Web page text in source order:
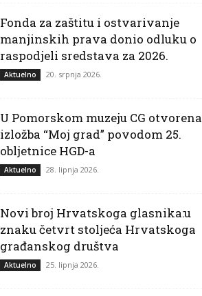
Fonda za zaštitu i ostvarivanje
manjinskih prava donio odluku o
raspodjeli sredstava za 2026.
Aktuelno 20. srpnja 2026.
U Pomorskom muzeju CG otvorena
izložba “Moj grad” povodom 25.
obljetnice HGD-a
Aktuelno 28. lipnja 2026.
Novi broj Hrvatskoga glasnika:u
znaku četvrt stoljeća Hrvatskoga
građanskog društva
Aktuelno 25. lipnja 2026.